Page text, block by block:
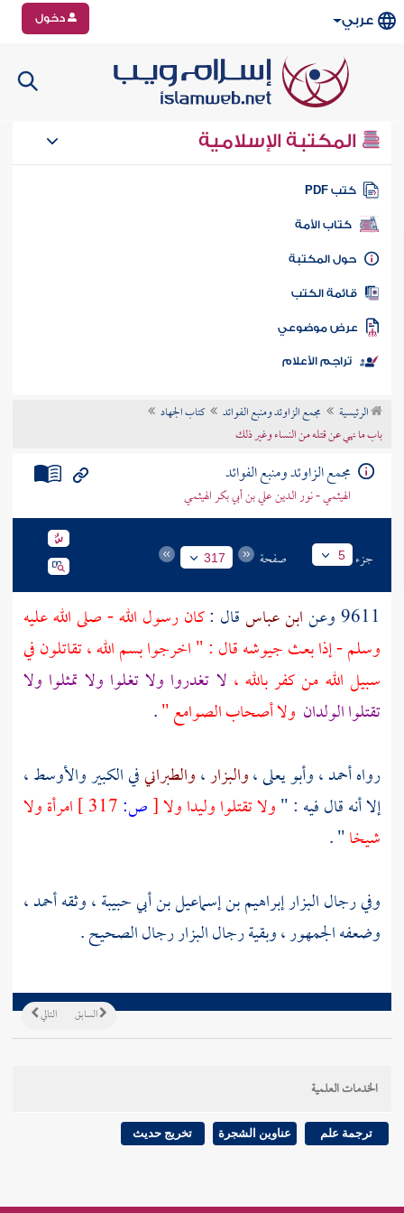
عربي دخول
المكتبة الإسلامية
كتب PDF
كتاب الأمة
المكتبة
الكتب
موضوعي
تراجم الأعلام
الرئيسية مجمع الزاوئد ومنبع الفوائد
كتاب الجهاد
باب ما نهي عن قتله من النساء وغير ذلك
مجمع الزاوئد ومنبع الفوائد
الهيثمي - نور الدين علي بن أبي بكر الهيثمي
جزء 5 صفحة 317
9611 وعن ابن عباسقال :كان رسول الله - صلى الله عليه
وسلم - إذا بعث جيوشه قال : " اخرجوا بسم الله ، تقاتلون في
سبيل الله من كفر بالله ، لا تغدروا ولا تغلوا ولا تمثلوا ولا
تقتلوا الولدان ولا أصحاب الصوامع ".
رواهأحمد،وأبو يعلى،والبزار،والطبرانيفي الكبير والأوسط ،
إلا أنه قال فيه : "ولا تقتلوا وليدا ولا[ص:
امرأة ولا
شيخا" .
وفي رجالالبزارإبراهيم بن إسماعيل بن أبي حبيبة ،وثقهأحمد ،
وضعفه الجمهور ، وبقية رجالالبزاررجال الصحيح .
التالي السابق
الخدمات العلمية
ترجمة علم عناوين الشجرة تخريج حديث